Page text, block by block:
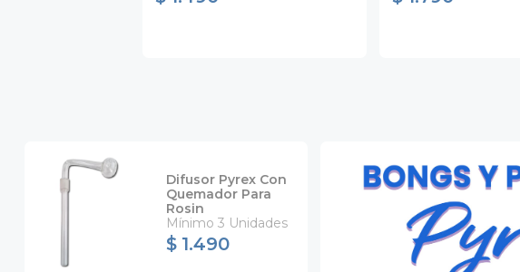
Difusor Pyrex Con
Quemador Para
Rosin
Mínimo 3 Unidades
$ 1.490